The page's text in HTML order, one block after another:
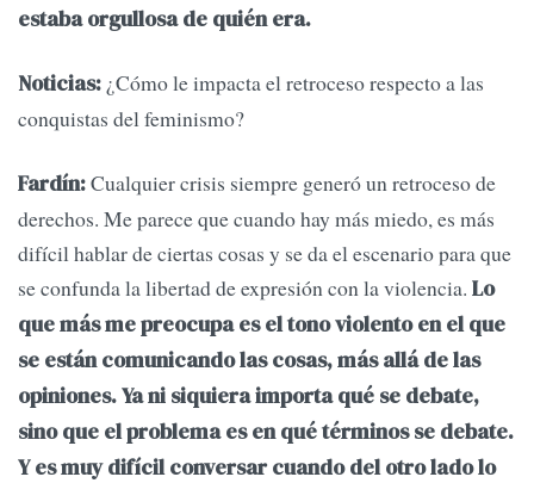
estaba orgullosa de quién era.
Noticias: ¿Cómo le impacta el retroceso respecto a las
conquistas del feminismo?
Fardín:Cualquier crisis siempre generó un retroceso de
derechos. Me parece que cuando hay más miedo, es más
difícil hablar de ciertas cosas y se da el escenario para que
se confunda la libertad de expresión con la violencia. Lo
que más me preocupa es el tono violento en el que
se están comunicando las cosas, más allá de las
opiniones. Ya ni siquiera importa qué se debate,
sino que el problema es en qué términos se debate.
Y es muy difícil conversar cuando del otro lado lo